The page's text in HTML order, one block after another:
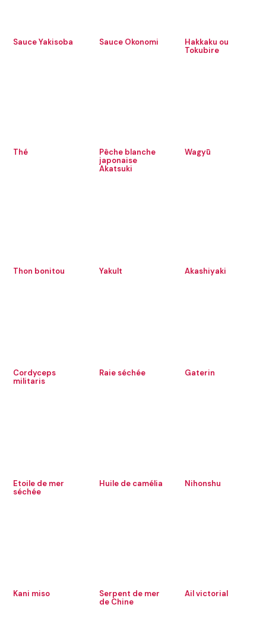
Sauce Yakisoba Sauce Okonomi
Hakkaku ou
Tokubire
Thé
Pêche blanche
japonaise
Akatsuki
Wagyū
Thon bonitou Yakult Akashiyaki
Cordyceps
militaris
Raie séchée Gaterin
Etoile de mer
séchée
Huile de camélia Nihonshu
Kani miso
Serpent de mer
de Chine
Ail victorial